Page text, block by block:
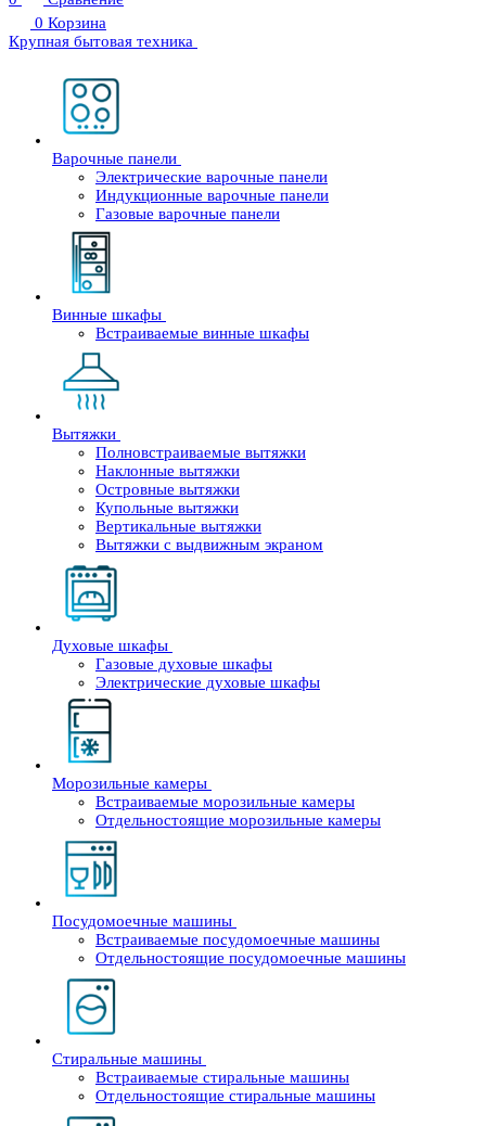
0 Корзина
Крупная бытовая техника
Варочные панели
Электрические варочные панели
Индукционные варочные панели
Газовые варочные панели
Винные шкафы
Встраиваемые винные шкафы
Вытяжки
Полновстраиваемые вытяжки
Наклонные вытяжки
Островные вытяжки
Купольные вытяжки
Вертикальные вытяжки
Вытяжки с выдвижным экраном
Духовые шкафы
Газовые духовые шкафы
Электрические духовые шкафы
Морозильные камеры
Встраиваемые морозильные камеры
Отдельностоящие морозильные камеры
Посудомоечные машины
Встраиваемые посудомоечные машины
Отдельностоящие посудомоечные машины
Стиральные машины
Встраиваемые стиральные машины
Отдельностоящие стиральные машины